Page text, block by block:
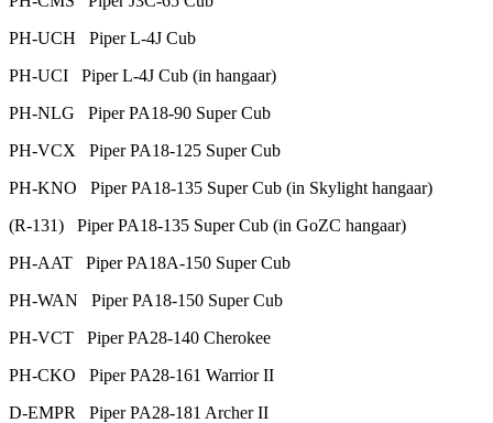
PH-UCH Piper L-4J Cub
PH-UCI Piper L-4J Cub (in hangaar)
PH-NLG Piper PA18-90 Super Cub
PH-VCX Piper PA18-125 Super Cub
PH-KNO Piper PA18-135 Super Cub (in Skylight hangaar)
(R-131) Piper PA18-135 Super Cub (in GoZC hangaar)
PH-AAT Piper PA18A-150 Super Cub
PH-WAN Piper PA18-150 Super Cub
PH-VCT Piper PA28-140 Cherokee
PH-CKO Piper PA28-161 Warrior II
D-EMPR Piper PA28-181 Archer II